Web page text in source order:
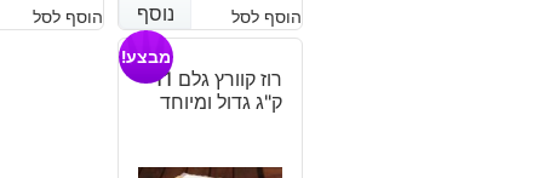
נוסף
הוסף לסל
נוסף
הוסף לסל
רוז קוורץ גלם 11
ק"ג גדול ומיוחד
מבצע!